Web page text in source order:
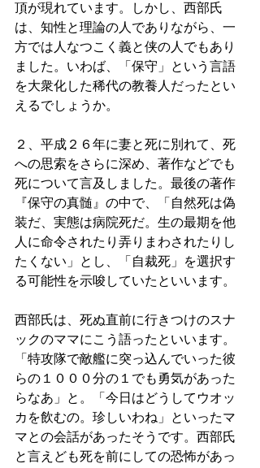
頂が現れています。しかし、西部氏
は、知性と理論の人でありながら、一
方では人なつこく義と侠の人でもあり
ました。いわば、「保守」という言語
を大衆化した稀代の教養人だったとい
えるでしょうか。
２、平成２６年に妻と死に別れて、死
への思索をさらに深め、著作などでも
死について言及しました。最後の著作
『保守の真髄』の中で、「自然死は偽
装だ、実態は病院死だ。生の最期を他
人に命令されたり弄りまわされたりし
たくない」とし、「自裁死」を選択す
る可能性を示唆していたといいます。
西部氏は、死ぬ直前に行きつけのスナ
ックのママにこう語ったといいます。
「特攻隊で敵艦に突っ込んでいった彼
らの１０００分の１でも勇気があった
らなあ」と。「今日はどうしてウオッ
カを飲むの。珍しいわね」といったマ
マとの会話があったそうです。西部氏
と言えども死を前にしての恐怖があっ